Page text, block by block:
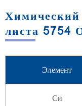
Химический
листа 5754
Элемент
Си